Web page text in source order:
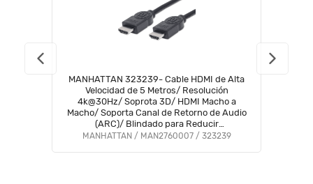
MANHATTAN 323239- Cable HDMI de Alta
Velocidad de 5 Metros/ Resolución
4k@30Hz/ Soprota 3D/ HDMI Macho a
Macho/ Soporta Canal de Retorno de Audio
(ARC)/ Blindado para Reducir
Interferencia/
MANHATTAN / MAN2760007 / 323239